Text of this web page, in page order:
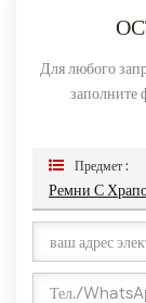
Для любого
заполните
Предмет :
Ремни С